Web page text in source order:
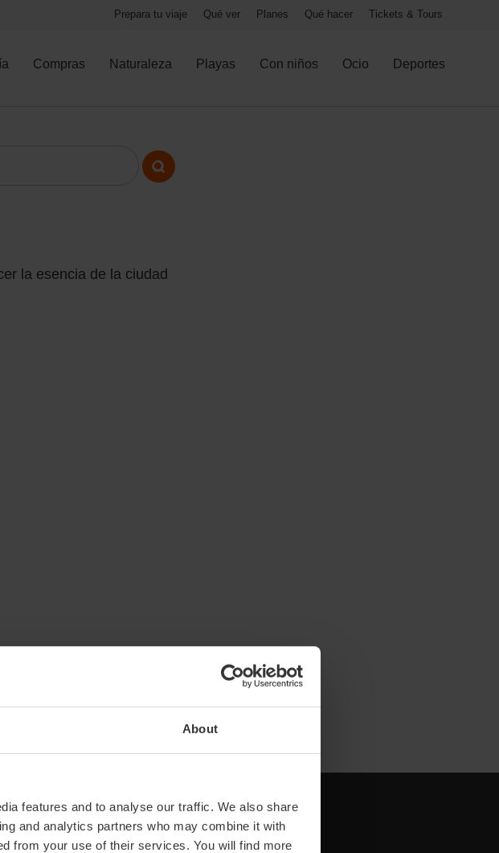
About
features and to analyse our traffic. We also share
and analytics partners who may combine it with
from your use of their services. You will find more
Prepara tu viaje Qué ver Planes Qué hacer Tickets & Tours
Compras Naturaleza Playas Con niños Ocio Deportes
la esencia de la ciudad